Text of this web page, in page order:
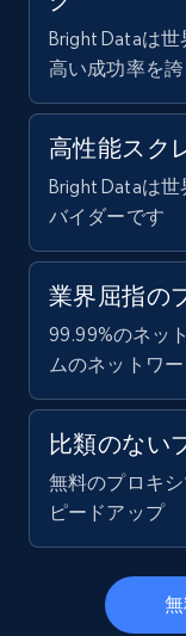
Bright Dataは
高い成功率を
高性能スク
Bright Dataは
バイダーです
業界屈指の
99.99%のネッ
ムのネットワ
比類のない
無料のプロキ
ピードアップ